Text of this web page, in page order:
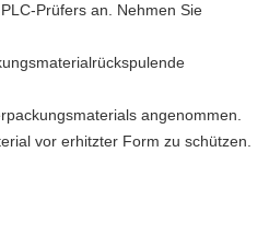
Prüfers an. Nehmen Sie
angenommen.
vor erhitzter Form zu schützen.